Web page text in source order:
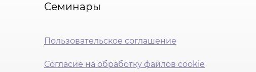
Семинары
Пользовательское соглашение
Согласие на обработку файлов cookie